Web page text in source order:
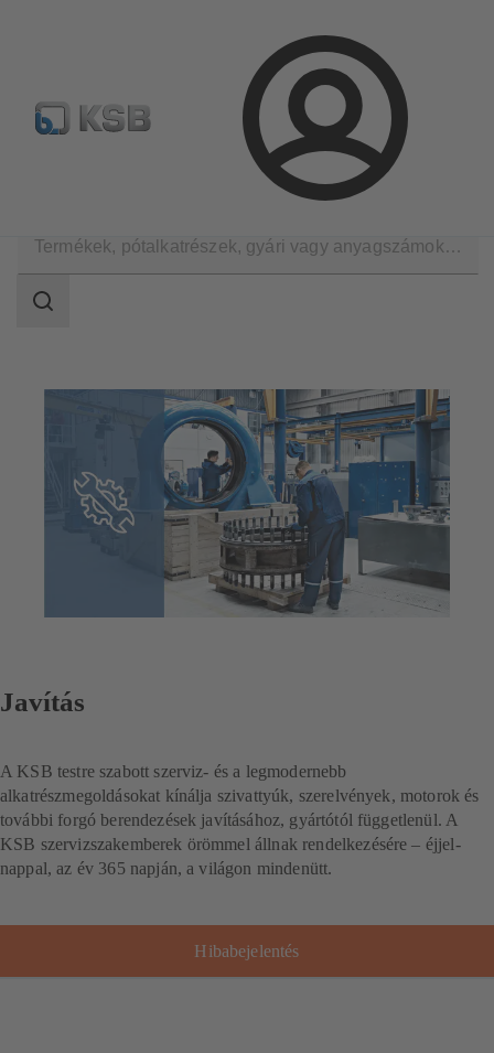
Bejelentkezés
Hírlevél Termékkonfiguráció Termékek keresése
tartomány
Keresési
Javítás
A KSB testre szabott szerviz- és a legmodernebb
alkatrészmegoldásokat kínálja szivattyúk, szerelvények, motorok és
további forgó berendezések javításához, gyártótól függetlenül. A
KSB szervizszakemberek örömmel állnak rendelkezésére – éjjel-
nappal, az év 365 napján, a világon mindenütt.
Hibabejelentés